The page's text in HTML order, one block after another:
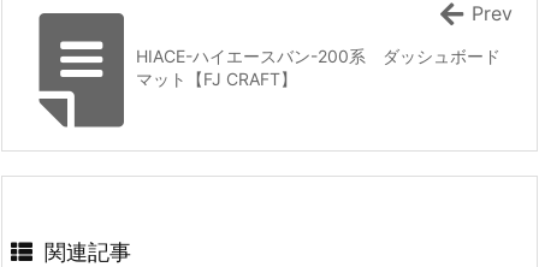
HIACE-ハイエースバン-200系 ダッシュボード
マット【FJ CRAFT】
Prev
関連記事